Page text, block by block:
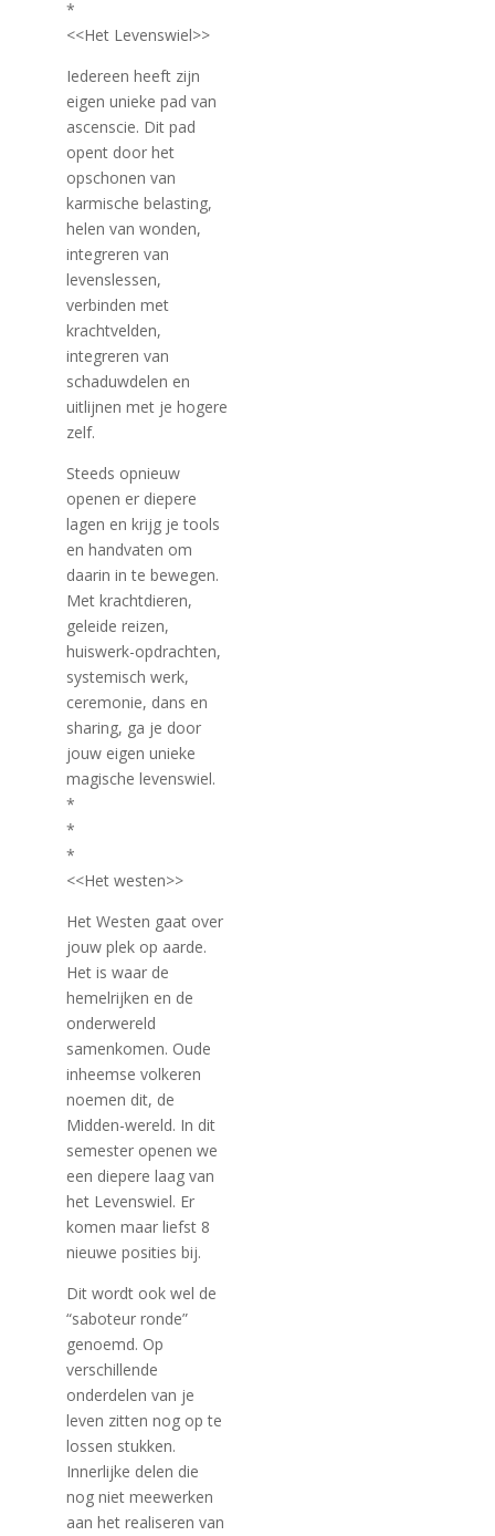
*
<<Het Levenswiel>>
Iedereen heeft zijn
eigen unieke pad van
ascenscie. Dit pad
opent door het
opschonen van
karmische belasting,
helen van wonden,
integreren van
levenslessen,
verbinden met
krachtvelden,
integreren van
schaduwdelen en
uitlijnen met je hogere
zelf.
Steeds opnieuw
openen er diepere
lagen en krijg je tools
en handvaten om
daarin in te bewegen.
Met krachtdieren,
geleide reizen,
huiswerk-opdrachten,
systemisch werk,
ceremonie, dans en
sharing, ga je door
jouw eigen unieke
magische levenswiel.
*
*
*
<<Het westen>>
Het Westen gaat over
jouw plek op aarde.
Het is waar de
hemelrijken en de
onderwereld
samenkomen. Oude
inheemse volkeren
noemen dit, de
Midden-wereld. In dit
semester openen we
een diepere laag van
het Levenswiel. Er
komen maar liefst 8
nieuwe posities bij.
Dit wordt ook wel de
“saboteur ronde”
genoemd. Op
verschillende
onderdelen van je
leven zitten nog op te
lossen stukken.
Innerlijke delen die
nog niet meewerken
aan het realiseren van